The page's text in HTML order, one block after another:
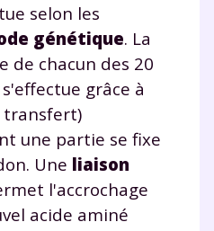
selon les
génétique. La
de chacun des 20
grâce à
transfert)
une partie se fixe
Une liaison
l'accrochage
acide aminé